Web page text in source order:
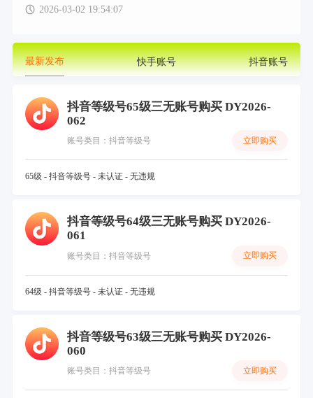
2026-03-02 19:54:07
最新发布 快手账号 抖音账号
抖音等级号65级三无账号购买 DY2026-
062
账号类目：抖音等级号 立即购买
65级 - 抖音等级号 - 未认证 - 无违规
抖音等级号64级三无账号购买 DY2026-
061
账号类目：抖音等级号 立即购买
64级 - 抖音等级号 - 未认证 - 无违规
抖音等级号63级三无账号购买 DY2026-
060
账号类目：抖音等级号 立即购买